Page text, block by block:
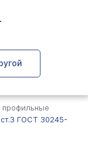
ГОСТ 30245-